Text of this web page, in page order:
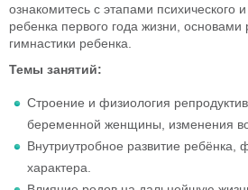
ознакомитесь с этапами психического
ребенка первого года жизни, основами
гимнастики ребенка.
Темы занятий:
Строение и физиология
беременной женщины, изменения
Внутриутробное развитие ребёнка,
характера.